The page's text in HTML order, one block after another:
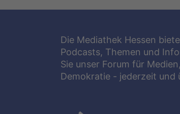
Die Mediathek Hessen
Podcasts, Themen und
Sie unser Forum für
Demokratie - jederzeit und